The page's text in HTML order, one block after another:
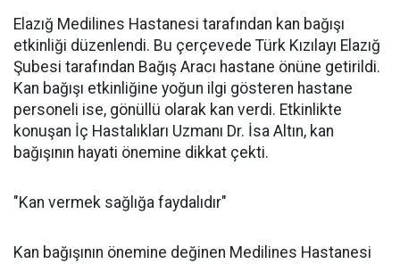
Elazığ Medilines Hastanesi tarafından kan bağışı
etkinliği düzenlendi. Bu çerçevede Türk Kızılayı Elazığ
Şubesi tarafından Bağış Aracı hastane önüne getirildi.
Kan bağışı etkinliğine yoğun ilgi gösteren hastane
personeli ise, gönüllü olarak kan verdi. Etkinlikte
konuşan İç Hastalıkları Uzmanı Dr. İsa Altın, kan
bağışının hayati önemine dikkat çekti.
"Kan vermek sağlığa faydalıdır"
Kan bağışının önemine değinen Medilines Hastanesi